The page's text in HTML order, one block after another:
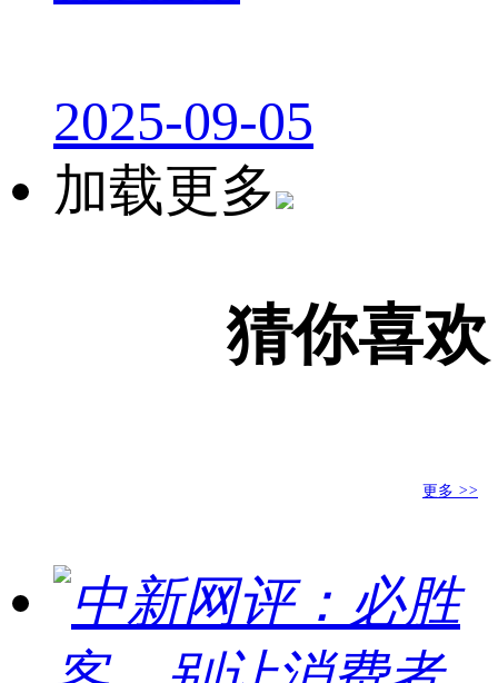
2025-09-05
加载更多
猜你喜欢
更多 >>